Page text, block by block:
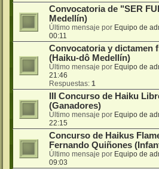
Convocatoria de "SER
Medellín)
Último mensaje por Equipo de
00:11
Convocatoria y dictamen
(Haiku-dô Medellín)
Último mensaje por Equipo de
21:46
Respuestas: 1
III Concurso de Haiku
(Ganadores)
Último mensaje por Equipo de
22:15
Concurso de Haikus
Fernando Quiñones
Último mensaje por Equipo de
09:03